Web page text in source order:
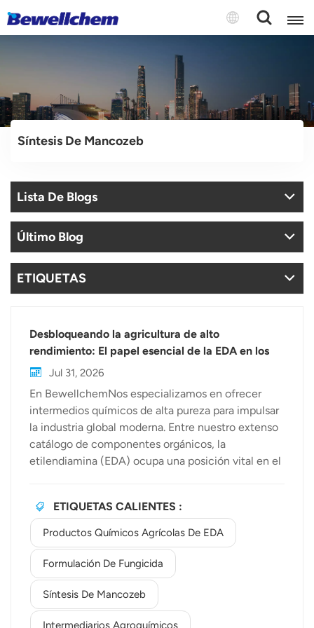
English
Русский
中文
Español
Síntesis De Mancozeb
Lista De Blogs
Último Blog
ETIQUETAS
Desbloqueando la agricultura de alto
rendimiento: El papel esencial de la EDA en los
productos químicos agrícolas y las materias
Jul 31, 2026
En BewellchemNos especializamos en ofrecer
intermedios químicos de alta pureza para impulsar
la industria global moderna. Entre nuestro extenso
catálogo de componentes orgánicos, la
etilendiamina (EDA) ocupa una posición vital en el
cada vez más importantes, comprender el valor de
Productos químicos agrícolas de EDA Ayuda a
formuladores y fabricantes a desarrollar soluciones
eficaces y de alto rendimiento para la protección
de cultivos.En la protección moderna de cultivos,
Usos de la poliamina Sus aplicaciones van mucho
más allá de las reacciones químicas básicas. La
ETIQUETAS CALIENTES :
Productos Químicos Agrícolas De EDA
Formulación De Fungicida
Síntesis De Mancozeb
Intermediarios Agroquímicos